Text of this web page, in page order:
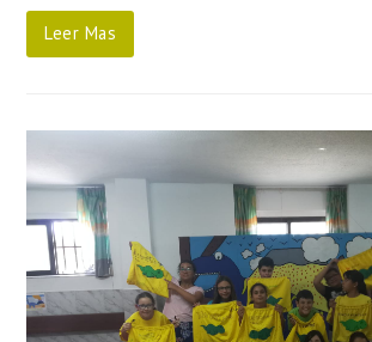
Leer Mas